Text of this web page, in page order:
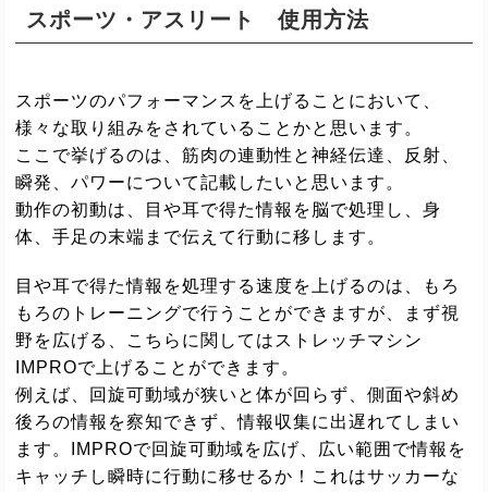
スポーツ・アスリート 使用方法
スポーツのパフォーマンスを上げることにおいて、
様々な取り組みをされていることかと思います。
ここで挙げるのは、筋肉の連動性と神経伝達、反射、
瞬発、パワーについて記載したいと思います。
動作の初動は、目や耳で得た情報を脳で処理し、身
体、手足の末端まで伝えて行動に移します。
目や耳で得た情報を処理する速度を上げるのは、もろ
もろのトレーニングで行うことができますが、まず視
野を広げる、こちらに関してはストレッチマシン
IMPROで上げることができます。
例えば、回旋可動域が狭いと体が回らず、側面や斜め
後ろの情報を察知できず、情報収集に出遅れてしまい
ます。IMPROで回旋可動域を広げ、広い範囲で情報を
キャッチし瞬時に行動に移せるか！これはサッカーな